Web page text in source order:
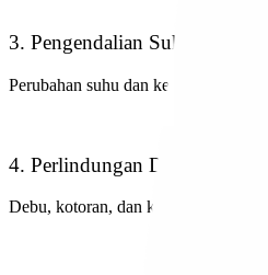
3. Pengendalian Suhu dan
Perubahan suhu dan kelembapan
4. Perlindungan Debu dan
Debu, kotoran, dan kontaminan